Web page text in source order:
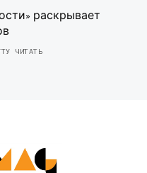
раскрывает
ЧИТАТЬ